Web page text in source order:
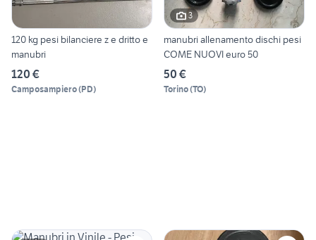
120 kg pesi bilanciere z e dritto e
manubri
120 €
Camposampiero(PD)
3
manubri allenamento dischi pesi
COME NUOVI euro 50
50 €
Torino(TO)